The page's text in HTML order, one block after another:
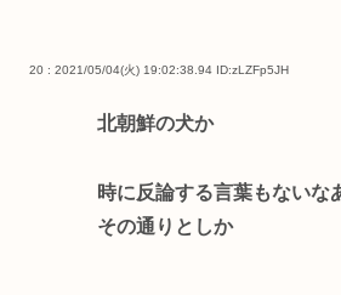
20 : 2021/05/04(火) 19:02:38.94 ID:zLZFp5JH
北朝鮮の犬か
時に反論する言葉もないな
その通りとしか